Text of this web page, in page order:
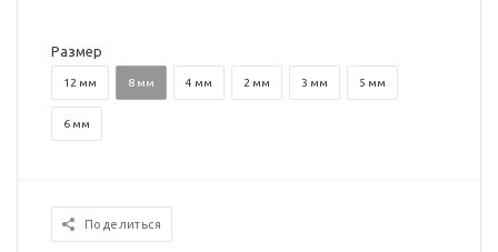
Размер
12 мм 8 мм 4 мм 2 мм 3 мм 5 мм
6 мм
Поделиться